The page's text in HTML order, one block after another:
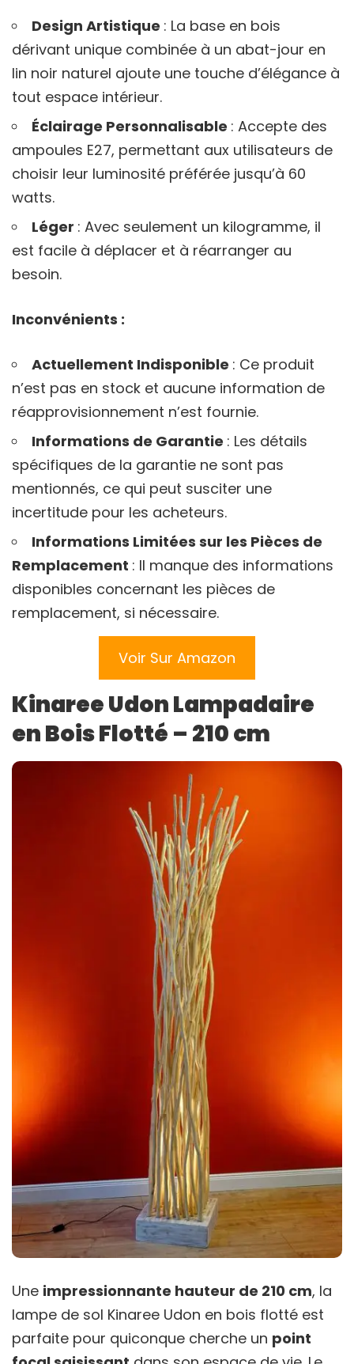
Design Artistique : La base en bois
dérivant unique combinée à un abat-jour en
lin noir naturel ajoute une touche d’élégance à
tout espace intérieur.
Éclairage Personnalisable : Accepte des
ampoules E27, permettant aux utilisateurs de
choisir leur luminosité préférée jusqu’à 60
watts.
Léger : Avec seulement un kilogramme, il
est facile à déplacer et à réarranger au
besoin.
Inconvénients :
Actuellement Indisponible : Ce produit
n’est pas en stock et aucune information de
réapprovisionnement n’est fournie.
Informations de Garantie : Les détails
spécifiques de la garantie ne sont pas
mentionnés, ce qui peut susciter une
incertitude pour les acheteurs.
Informations Limitées sur les Pièces de
Remplacement : Il manque des informations
disponibles concernant les pièces de
remplacement, si nécessaire.
Voir Sur Amazon
Kinaree Udon Lampadaire
en Bois Flotté – 210 cm
Une impressionnante hauteur de 210 cm, la
lampe de sol Kinaree Udon en bois flotté est
parfaite pour quiconque cherche un point